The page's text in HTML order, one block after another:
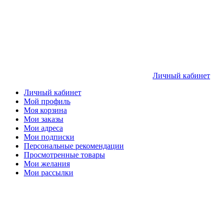
Личный кабинет
Личный кабинет
Мой профиль
Моя корзина
Мои заказы
Мои адреса
Мои подписки
Персональные рекомендации
Просмотренные товары
Мои желания
Мои рассылки